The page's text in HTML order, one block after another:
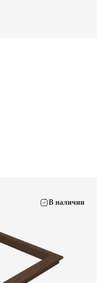
В наличии